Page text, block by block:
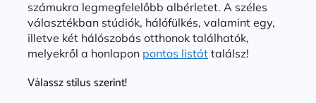
számukra legmegfelelőbb albérletet. A széles
választékban stúdiók, hálófülkés, valamint egy,
illetve két hálószobás otthonok találhatók,
melyekről a honlapon pontos listáttalálsz!
Válassz stílus szerint!